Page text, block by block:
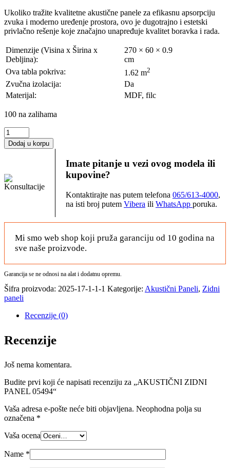
Ukoliko tražite kvalitetne akustične panele za efikasnu apsorpciju
zvuka i moderno uređenje prostora, ovo je dugotrajno i estetski
privlačno rešenje koje značajno unapređuje kvalitet boravka i rada.
Dimenzije (Visina x Širina x
Debljina):
270 × 60 × 0.9
cm
Ova tabla pokriva:
1.62 m2
Zvučna izolacija:
Da
Materijal:
MDF, filc
100 na zalihama
AKUSTIČNI
ZIDNI
PANEL
Dodaj u korpu
Imate pitanje u vezi ovog modela ili
kupovine?
Kontaktirajte nas putem telefona 065/613-4000,
na isti broj putem Vibera ili WhatsApp poruka.
Mi smo web shop koji pruža garanciju od 10 godina na
sve naše proizvode.
Garancija se ne odnosi na alat i dodatnu opremu.
Šifra proizvoda: 2025-17-1-1-1 Kategorije: Akustični Paneli, Zidni
paneli
Recenzije (0)
Recenzije
Još nema komentara.
Budite prvi koji će napisati recenziju za „AKUSTIČNI ZIDNI
PANEL 05494“
Vaša adresa e-pošte neće biti objavljena. Neophodna polja su
označena *
Vaša ocena
Name *